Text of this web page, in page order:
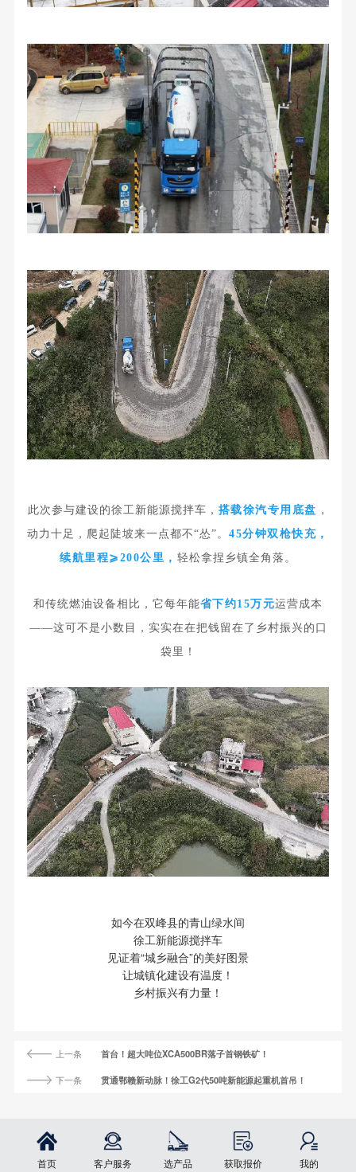
首页 客户服务 选产品 获取报价 我的
此次参与建设的徐工新能源搅拌车， 搭载徐汽专用底盘 ，
动力十足，爬起陡坡来一点都不“怂”。45分钟双枪快充 ，
续航里程⩾200公里， 轻松拿捏乡镇全角落。
和传统燃油设备相比，它每年能省下约15万元运营成本
——这可不是小数目，实实在在把钱留在了乡村振兴的口
袋里！
如今在双峰县的青山绿水间
徐工新能源搅拌车
见证着“城乡融合”的美好图景
让城镇化建设有温度！
乡村振兴有力量！
上一条 首台！超大吨位XCA500BR落子首钢铁矿！
下一条 贯通鄂赣新动脉！徐工G2代50吨新能源起重机首吊！